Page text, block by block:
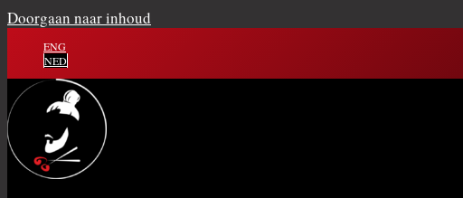
Doorgaan naar inhoud
ENG
NED